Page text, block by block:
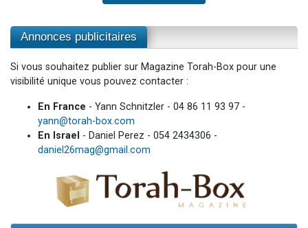
Annonces publicitaires
Si vous souhaitez publier sur Magazine Torah-Box pour une
visibilité unique vous pouvez contacter :
En France - Yann Schnitzler - 04 86 11 93 97 -
yann@torah-box.com
En Israel - Daniel Perez - 054 2434306 -
daniel26mag@gmail.com